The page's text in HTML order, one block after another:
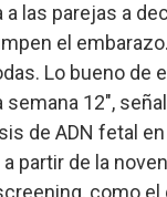
a las parejas a
el
Lo bueno de
12",
de ADN fetal
partir de la